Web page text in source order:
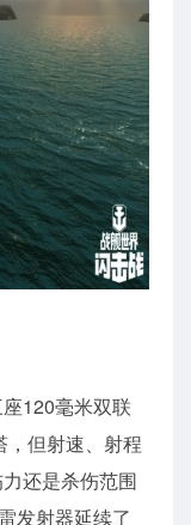
120毫米双联
但射速、射程
还是杀伤范围
发射器延续了